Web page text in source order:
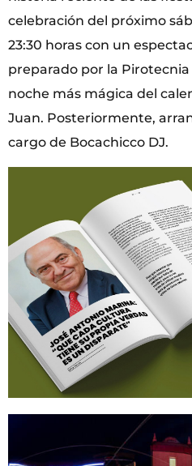
celebración del próximo
23:30 horas con un
preparado por la
noche más mágica del
Juan. Posteriormente,
cargo de Bocachicco DJ.